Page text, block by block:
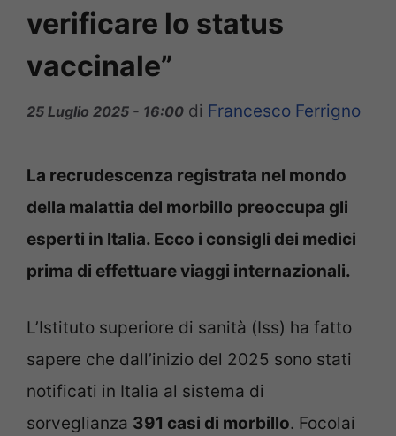
verificare lo status
vaccinale”
25 Luglio 2025 - 16:00 di Francesco Ferrigno
La recrudescenza registrata nel mondo
della malattia del morbillo preoccupa gli
esperti in Italia. Ecco i consigli dei medici
prima di effettuare viaggi internazionali.
L’Istituto superiore di sanità (Iss) ha fatto
sapere che dall’inizio del 2025 sono stati
notificati in Italia al sistema di
sorveglianza 391 casi di morbillo. Focolai